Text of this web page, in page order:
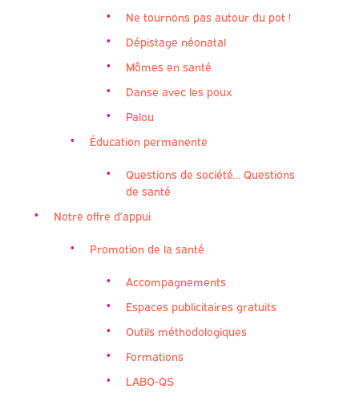
Ne tournons pas autour du pot !
Dépistage néonatal
Mômes en santé
Danse avec les poux
Palou
Éducation permanente
Questions de société… Questions
de santé
Notre offre d’appui
Promotion de la santé
Accompagnements
Espaces publicitaires gratuits
Outils méthodologiques
Formations
LABO-QS